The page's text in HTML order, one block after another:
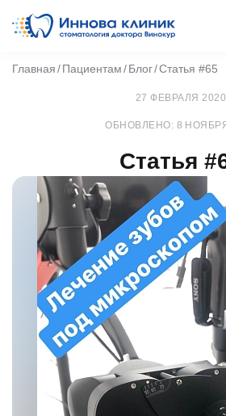
Главная Пациентам Блог Статья #65
27 ФЕВРАЛЯ 2020
ОБНОВЛЕНО: 8
Статья